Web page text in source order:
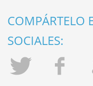
COMPÁRTELO
SOCIALES: